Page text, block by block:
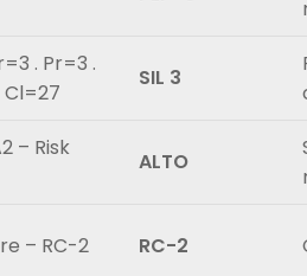
. Pr=3 .
SIL 3
– Risk
ALTO
– RC-2 RC-2